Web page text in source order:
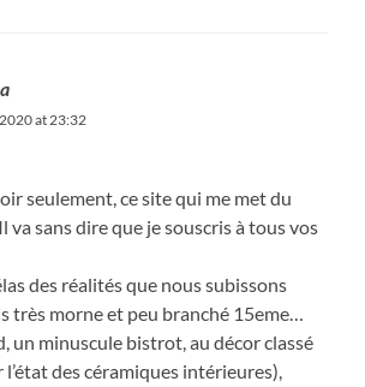
at 23:32
seulement, ce site qui me met du
va sans dire que je souscris à tous vos
des réalités que nous subissons
très morne et peu branché 15eme…
un minuscule bistrot, au décor classé
des céramiques intérieures),